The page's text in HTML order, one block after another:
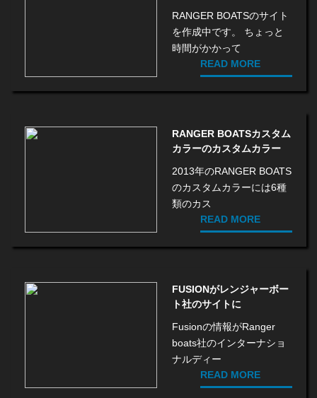
RANGER BOATSのサイト
を作成中です。 ちょっと
時間がかかって
READ MORE
RANGER BOATSカスタム
カラーのカスタムカラー
2013年のRANGER BOATS
のカスタムカラーには6種
類のカス
READ MORE
FUSIONがレンジャーボー
ト社のサイトに
Fusionの情報がRanger
boats社のインターナショ
ナルディー
READ MORE